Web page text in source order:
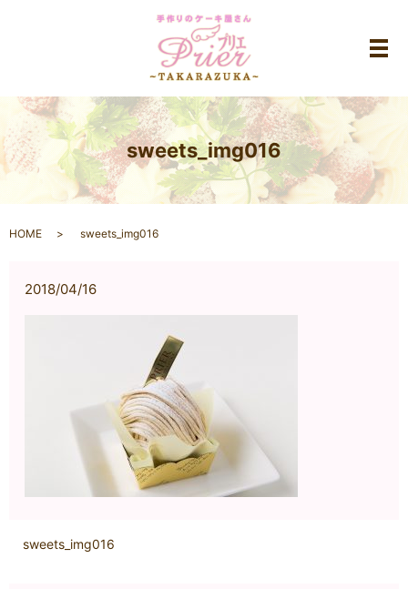
メ
sweets_img016
HOME sweets_img016
2018/04/16
sweets_img016